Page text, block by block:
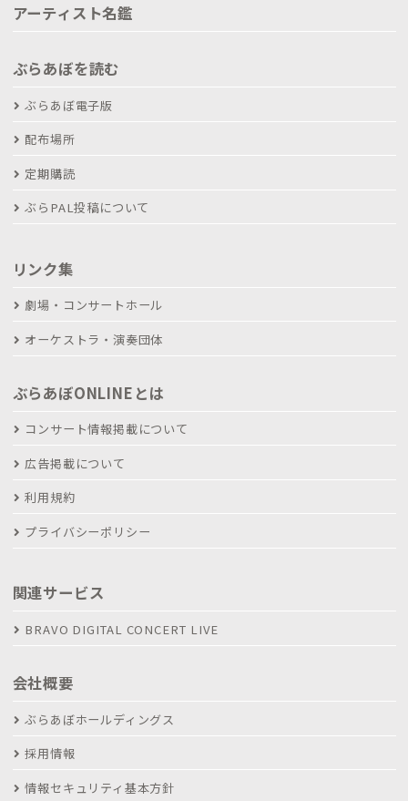
アーティスト名鑑
ぶらあぼを読む
ぶらあぼ電子版
配布場所
定期購読
ぶらPAL投稿について
リンク集
劇場・コンサートホール
オーケストラ・演奏団体
ぶらあぼONLINEとは
コンサート情報掲載について
広告掲載について
利用規約
プライバシーポリシー
関連サービス
BRAVO DIGITAL CONCERT LIVE
会社概要
ぶらあぼホールディングス
採用情報
情報セキュリティ基本方針